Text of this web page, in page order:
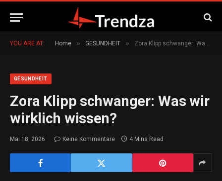
YOU ARE AT: Home » GESUNDHEIT » Zora Klipp schwanger: Was wir wirklich wissen?
GESUNDHEIT
Zora Klipp schwanger: Was wir
wirklich wissen?
Mai 18, 2026 Keine Kommentare 4 Mins Read